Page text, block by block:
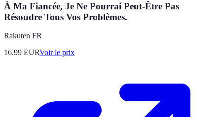
À Ma Fiancée, Je Ne Pourrai Peut-Être Pas
Résoudre Tous Vos Problèmes.
Rakuten FR
16.99 EURVoir le prix